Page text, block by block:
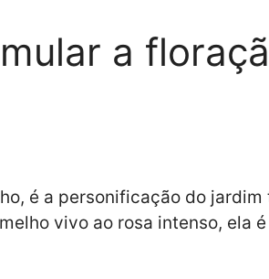
a
é a personificação do jardim
vivo ao rosa intenso, ela